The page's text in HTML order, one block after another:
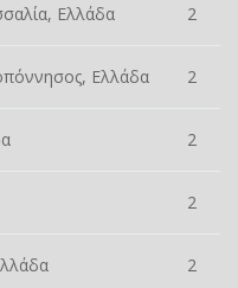
Ελλάδα 2
Ελλάδα 2
2
2
2